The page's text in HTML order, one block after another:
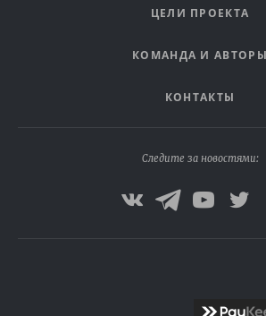
ЦЕЛИ ПРОЕКТА
КОМАНДА И АВТОРЫ
КОНТАКТЫ
Следите за новостями: